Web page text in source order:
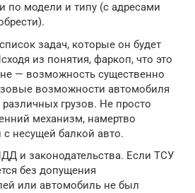
по модели и типу (с адресами
задач, которые он будет
из понятия, фаркоп, что это
— возможность существенно
возможности автомобиля
грузов. Не просто
механизм, намертво
несущей балкой авто.
и законодательства. Если ТСУ
без допущения
или автомобиль не был